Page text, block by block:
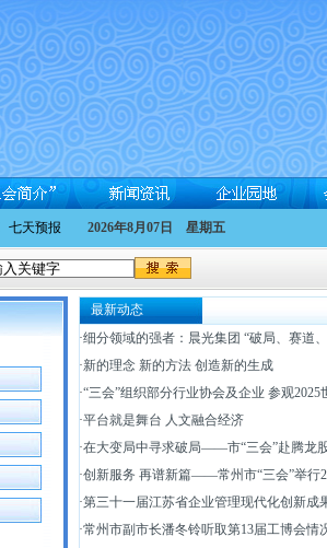
2026年8月07日 星期五
最新动态
·细分领域的强者：晨光集团 “破局、赛道
·新的理念 新的方法 创造新的生成
·“三会”组织部分行业协会及企业 参观
·平台就是舞台 人文融合经济
·在大变局中寻求破局——市“三会”赴腾龙
·创新服务 再谱新篇——常州市“三会”举行
·第三十一届江苏省企业管理现代化创新成
·常州市副市长潘冬铃听取第13届工博会情